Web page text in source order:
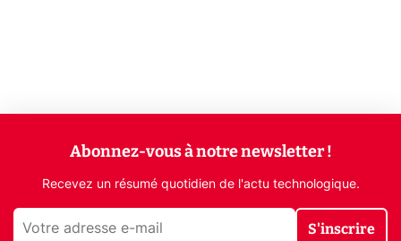
Abonnez-vous à notre newsletter !
Recevez un résumé quotidien de l'actu technologique.
S'inscrire